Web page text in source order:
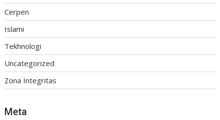
Cerpen
Islami
Tekhnologi
Uncategorized
Zona Integritas
Meta